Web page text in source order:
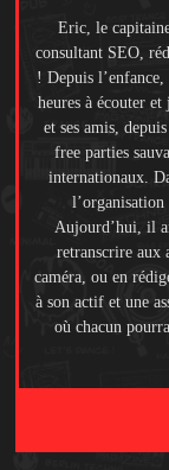
Eric, le
consultant SEO,
! Depuis l’enfance,
heures à écouter
et ses amis,
free parties
internationaux.
l’organisation
Aujourd’hui, il
retranscrire aux
caméra, ou en
à son actif et une
où chacun